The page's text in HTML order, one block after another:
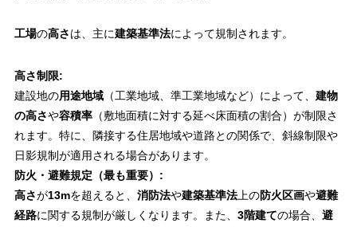
工場の高さは、主に建築基準法によって規制されます。
高さ制限:
建設地の用途地域（工業地域、準工業地域など）によって、 建物
の高さや容積率（敷地面積に対する延べ床面積の割合）が制限さ
れます。特に、隣接する住居地域や道路との関係で、斜線制限や
日影規制が適用される場合があります。
防火・避難規定（最も重要）:
高さが13mを超えると、 消防法や建築基準法上の防火区画や避難
経路に関する規制が厳しくなります。また、 3階建ての場合、 避